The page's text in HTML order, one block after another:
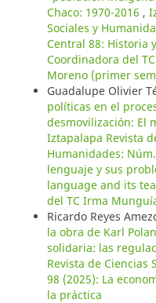
Chaco: 1970-2016 ,
Sociales y
Central 88: Historia
Coordinadora del
Moreno (primer
Guadalupe Olivier
políticas en el
desmovilización: El
Iztapalapa Revista
Humanidades:
lenguaje y sus
language and its
del TC Irma
Ricardo Reyes
la obra de Karl
solidaria: las
Revista de Ciencias
98 (2025): La
la práctica